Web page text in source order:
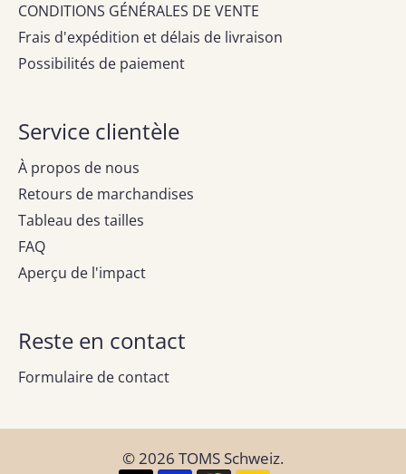
CONDITIONS GÉNÉRALES DE VENTE
Frais d'expédition et délais de livraison
Possibilités de paiement
Service clientèle
À propos de nous
Retours de marchandises
Tableau des tailles
FAQ
Aperçu de l'impact
Reste en contact
Formulaire de contact
© 2026 TOMS Schweiz.